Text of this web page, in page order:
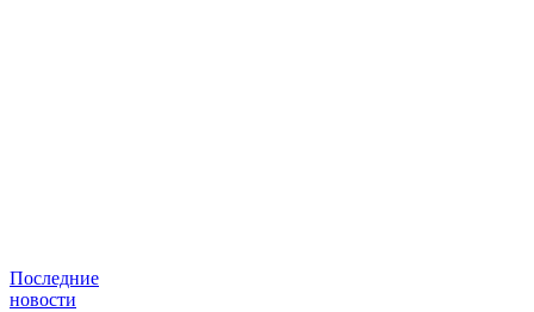
Последние
новости